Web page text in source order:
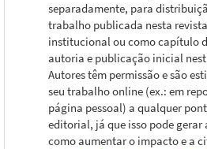
separadamente, para
trabalho publicada nesta
institucional ou como capítulo
autoria e publicação inicial
Autores têm permissão e são
seu trabalho online (ex.: em
página pessoal) a qualquer
editorial, já que isso pode
como aumentar o impacto e a